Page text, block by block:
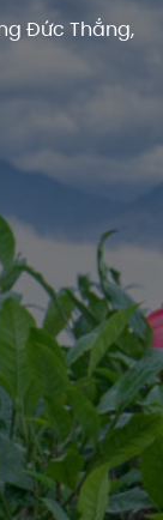
Đức Thắng,